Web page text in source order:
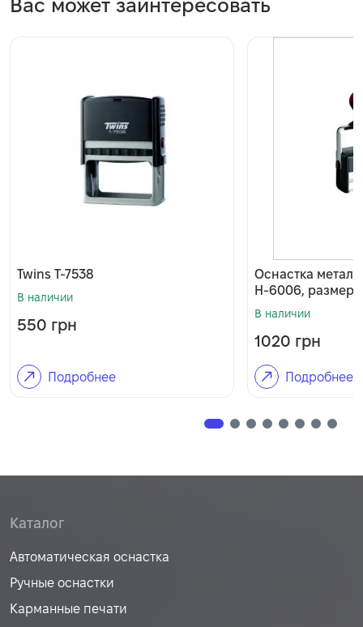
Вас может заинтересовать
Twins T-7538
В наличии
550 грн
Подробнее
Оснастка
H-6006, размер
В наличии
1020 грн
Подробнее
Каталог
Автоматическая оснастка
Ручные оснастки
Карманные печати